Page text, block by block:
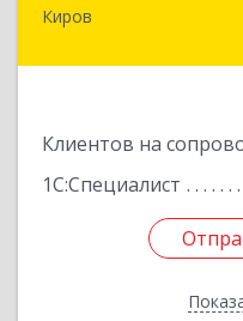
Киров
Клиентов на
1С:Специалист
610017,